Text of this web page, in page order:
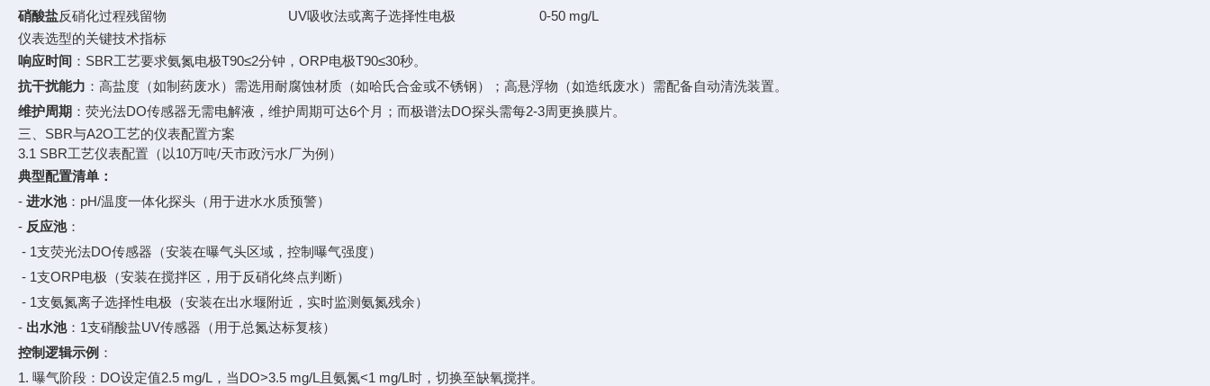
硝酸盐反硝化过程残留物 UV吸收法或离子选择性电极
0-50 mg/L
仪表选型的关键技术指标
响应时间 ：SBR工艺要求氨氮电极T90≤2分钟，ORP电极T90≤30秒。
抗干扰能力 ：高盐度（如制药废水）需选用耐腐蚀材质（如哈氏合金或不锈钢）；高悬浮物（如造纸废水）需配备自动清洗装置。
维护周期 ：荧光法DO传感器无需电解液，维护周期可达6个月；而极谱法DO探头需每2-3周更换膜片。
三、SBR与A2O工艺的仪表配置方案
3.1 SBR工艺仪表配置（以10万吨/天市政污水厂为例）
典型配置清单：
- 进水池：pH/温度一体化探头（用于进水水质预警）
- 反应池：
- 1支荧光法DO传感器（安装在曝气头区域，控制曝气强度）
- 1支ORP电极（安装在搅拌区，用于反硝化终点判断）
- 1支氨氮离子选择性电极（安装在出水堰附近，实时监测氨氮残余）
- 出水池：1支硝酸盐UV传感器（用于总氮达标复核）
控制逻辑示例 ：
1. 曝气阶段：DO设定值2.5 mg/L，当DO>3.5 mg/L且氨氮<1 mg/L时，切换至缺氧搅拌。